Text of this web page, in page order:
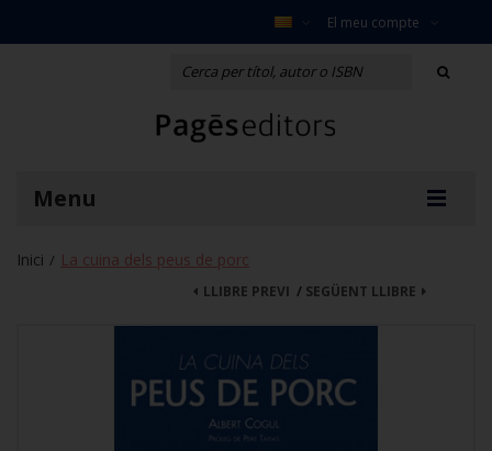
El meu compte
Menu
Inici / La cuina dels peus de porc
SEGÜENT LLIBRE
LLIBRE PREVI /